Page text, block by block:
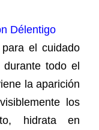
Délentigo
el cuidado
todo el
la aparición
los
hidrata en